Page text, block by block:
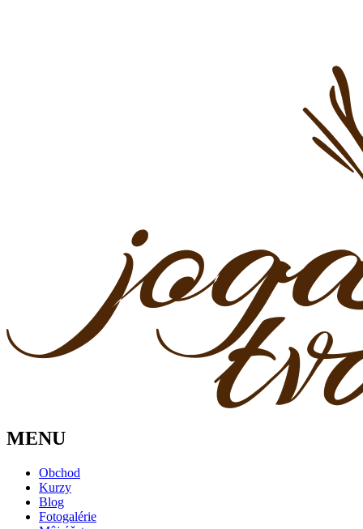
MENU
Obchod
Kurzy
Blog
Fotogalérie